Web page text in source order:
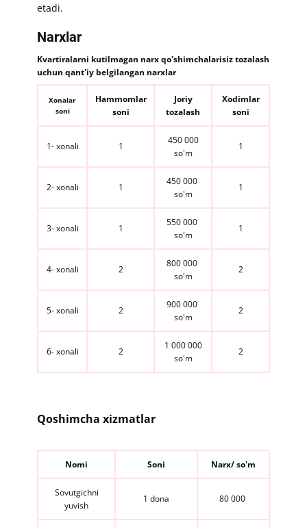
etadi.
Narxlar
​​Kvartiralarni kutilmagan narx qo'shimchalarisiz tozalash
uchun qant'iy belgilangan narxlar
Xonalar
soni
Hammomlar
soni
Joriy
tozalash
Xodimlar
soni
1- xonali 1
450 000
so'm​
1
​2- xonali 1
450 000 ​
so'm​
1
​​3​- xonali ​1
550 000 ​
so'm​
​1
​​4​- xonali ​2
800 000 ​
so'm​
2
​​5​- xonali 2​
​900 000 ​
so'm​
2​
​​6​- xonali 2
1 000 000
so'm​
2
Qoshimcha xizmatlar
Nomi Soni Narx/ so'm​
​​Sovutgichni
yuvish
1 dona 80 000 ​